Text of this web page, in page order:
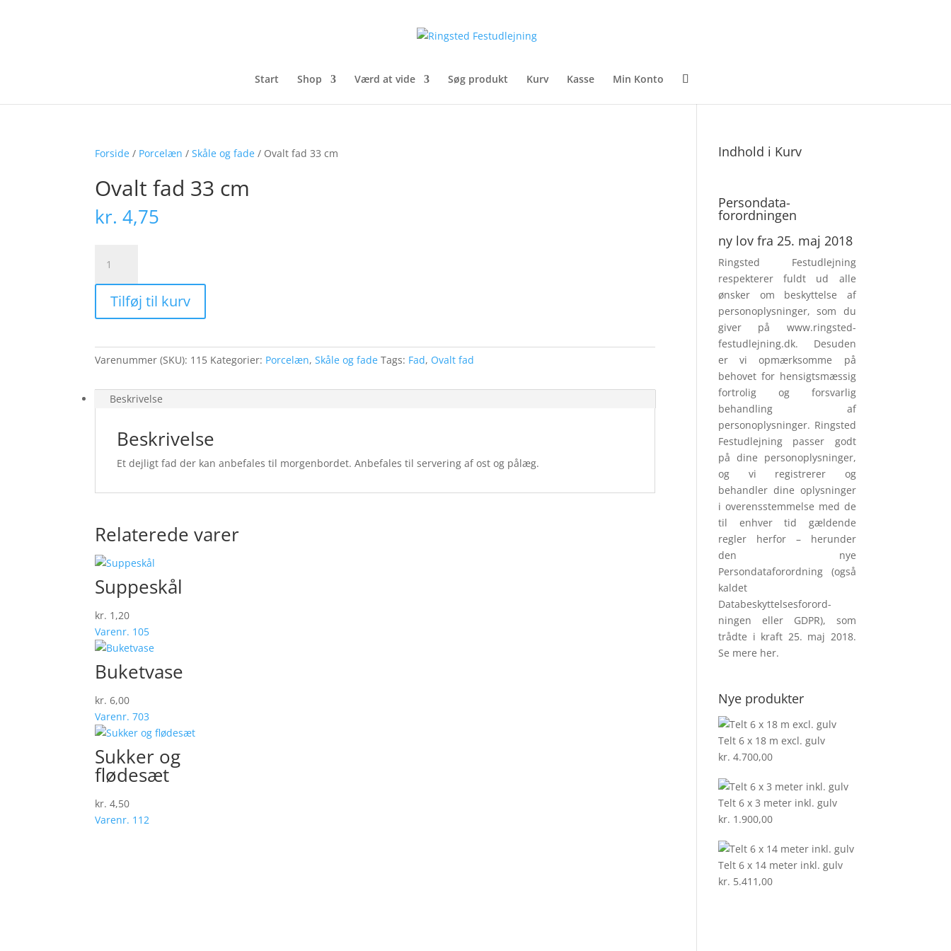
Start Shop Værd at vide Søg produkt Kurv Kasse Min Konto
Forside / Porcelæn /Skåle og fade / Ovalt fad 33 cm
Ovalt fad 33 cm
kr. 4,75
fad
33
antal
Tilføj til kurv
Varenummer (SKU): 115 Kategorier: Porcelæn,Skåle og fade Tags: Fad, Ovalt fad
Beskrivelse
Beskrivelse
Et dejligt fad der kan anbefales til morgenbordet. Anbefales til servering af ost og pålæg.
Relaterede varer
Suppeskål
kr. 1,20
Varenr. 105
Buketvase
kr. 6,00
Varenr. 703
Sukker og
flødesæt
kr. 4,50
Varenr. 112
Indhold i Kurv
Persondata­
forordningen
ny lov fra 25. maj 2018
Ringsted Festudlejning
respek­terer fuldt ud alle
ønsker om beskyttelse af
personoplysninger, som du
giver på www.ringsted-
festudlejning.dk. Desuden
er vi opmærksomme på
behovet for hensigtsmæssig
fortrolig og forsvarlig
behandling af
personoplysninger. Ringsted
Festudlejning passer godt
på dine personoplysninger,
og vi registrerer og
behandler dine oplysninger
i overensstemmelse med de
til enhver tid gældende
regler herfor – herunder
den nye
Persondataforordning (også
kaldet
Databeskyttelsesforord­
ningen eller GDPR), som
trådte i kraft 25. maj 2018.
Se mere her.
Nye produkter
Telt 6 x 18 m excl. gulv
kr. 4.700,00
Telt 6 x 3 meter inkl. gulv
kr. 1.900,00
Telt 6 x 14 meter inkl. gulv
kr. 5.411,00